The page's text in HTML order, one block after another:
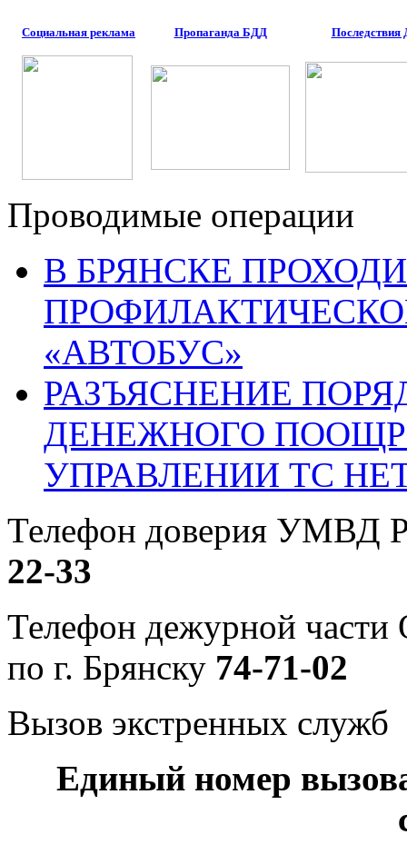
Социальная реклама Пропаганда БДД
Проводимые операции
В БРЯНСКЕ
«АВТОБУС»
РАЗЪЯСНЕНИЕ
ДЕНЕЖНОГО
УПРАВЛЕНИИ ТС
Телефон доверия УМВД
22-33
Телефон дежурной
по г. Брянску 74-71-02
Вызов экстренных служб
Единый номер